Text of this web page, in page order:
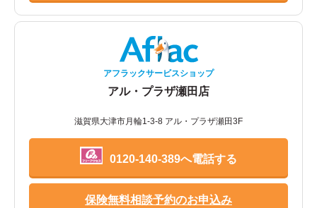
アフラックサービスショップ
アル・プラザ瀬田店
滋賀県大津市月輪1-3-8 アル・プラザ瀬田3F
0120-140-389へ電話する
保険無料相談予約のお申込み